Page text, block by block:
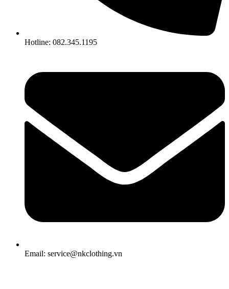
Hotline: 082.345.1195
Email: service@nkclothing.vn